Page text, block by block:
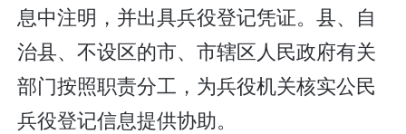
息中注明，并出具兵役登记凭证。县、自
治县、不设区的市、市辖区人民政府有关
部门按照职责分工，为兵役机关核实公民
兵役登记信息提供协助。